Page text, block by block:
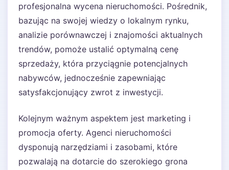
profesjonalna wycena nieruchomości. Pośrednik,
bazując na swojej wiedzy o lokalnym rynku,
analizie porównawczej i znajomości aktualnych
trendów, pomoże ustalić optymalną cenę
sprzedaży, która przyciągnie potencjalnych
nabywców, jednocześnie zapewniając
satysfakcjonujący zwrot z inwestycji.
Kolejnym ważnym aspektem jest marketing i
promocja oferty. Agenci nieruchomości
dysponują narzędziami i zasobami, które
pozwalają na dotarcie do szerokiego grona